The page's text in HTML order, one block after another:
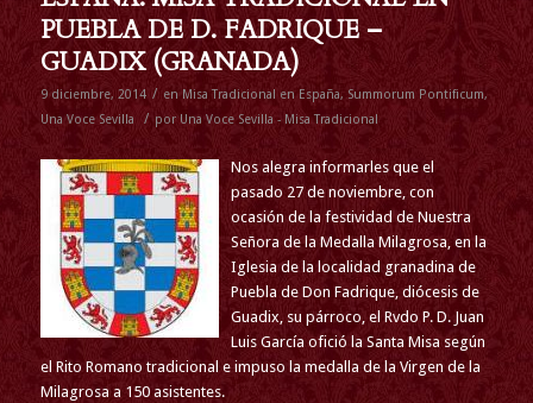
PUEBLA DE D. FADRIQUE –
GUADIX (GRANADA)
9 diciembre, 2014 / en Misa Tradicional en España, Summorum Pontificum,
Una Voce Sevilla
/ por Una Voce Sevilla - Misa Tradicional
Nos alegra informarles que el
pasado 27 de noviembre, con
ocasión de la festividad de Nuestra
Señora de la Medalla Milagrosa, en la
Iglesia de la localidad granadina de
Puebla de Don Fadrique, diócesis de
Guadix, su párroco, el Rvdo P. D. Juan
Luis García ofició la Santa Misa según
el Rito Romano tradicional e impuso la medalla de la Virgen de la
Milagrosa a 150 asistentes.